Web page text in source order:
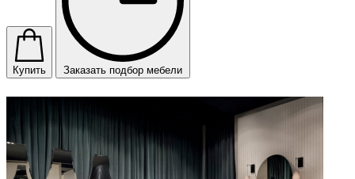
Купить Заказать подбор мебели